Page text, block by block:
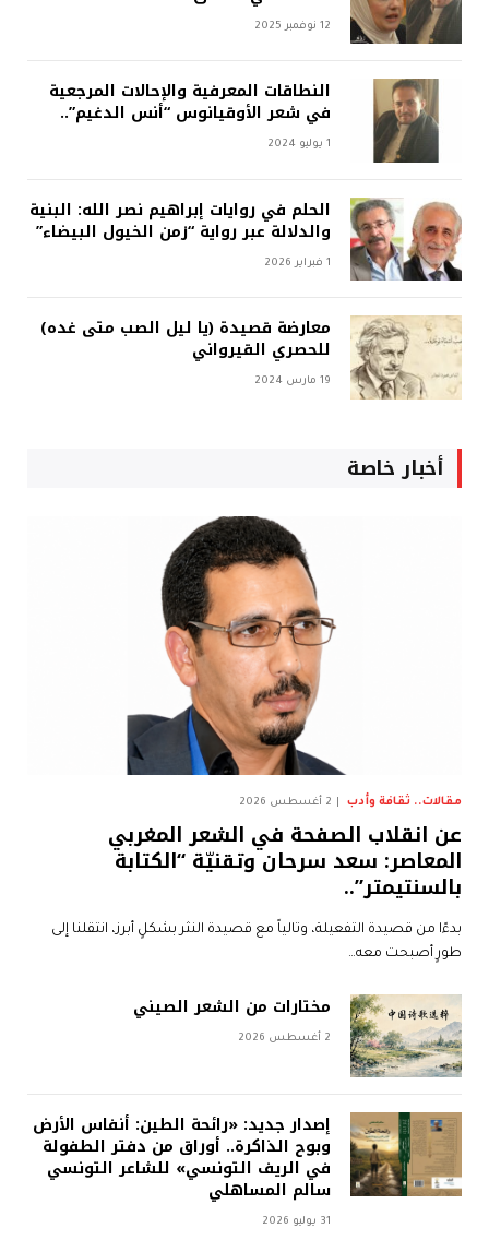
12 نوفمبر 2025
النطاقات المعرفية والإحالات المرجعية
في شعر الأوقيانوس “أنس الدغيم”..
1 يوليو 2024
الحلم في روايات إبراهيم نصر الله: البنية
والدلالة عبر رواية “زمن الخيول البيضاء”
1 فبراير 2026
معارضة قصيدة (يا ليل الصب متى غده)
للحصري القيرواني
19 مارس 2024
أخبار خاصة
مقالات.. ثقافة وأدب 2 أغسطس 2026
عن انقلاب الصفحة في الشعر المغربي
المعاصر: سعد سرحان وتقنيّة “الكتابة
بالسنتيمتر”..
بدءًا من قصيدة التفعيلة، وتالياً مع قصيدة النثر بشكلٍ أبرز، انتقلنا إلى
طورٍ أصبحت معه…
مختارات من الشعر الصيني
2 أغسطس 2026
إصدار جديد: «رائحة الطين: أنفاس الأرض
وبوح الذاكرة.. أوراق من دفتر الطفولة
في الريف التونسي» للشاعر التونسي
سالم المساهلي
31 يوليو 2026